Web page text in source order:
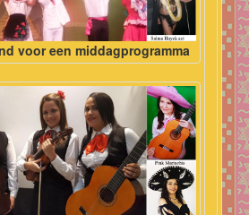
voor een middagprogramma